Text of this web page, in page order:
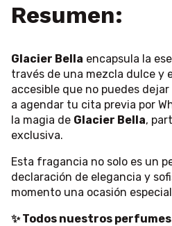
Resumen:
Glacier Bella encapsula la
través de una mezcla dulce y
accesible que no puedes
a agendar tu cita previa por
la magia de Glacier Bella,
exclusiva.
Esta fragancia no solo es un
declaración de elegancia y
momento una ocasión
✨ Todos nuestros